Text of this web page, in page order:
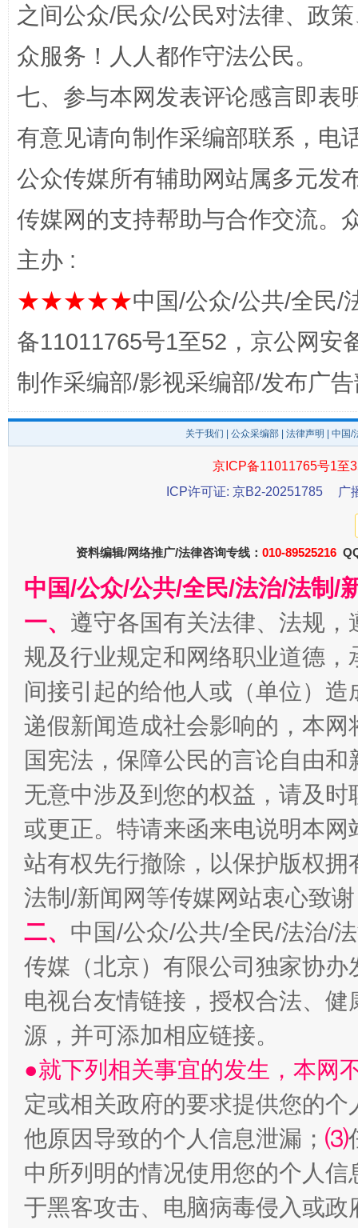
千年窑火 生生不息 一
揭开“小金库”的免责幌子
受贿1.44亿！段成刚被判无期 从幼
全民健身五年计划来了！等你上场
阿坝州三大球赛在茂县开幕 规模
之间公众/民众/公民对法律、政
众服务！人人都作守法公民。
七、参与本网发表评论感言即表
有意见请向制作采编部联系，电
公众传媒所有辅助网站属多元发
传媒网的支持帮助与合作交流。
主办 :
★★★★★中国/公众/公共/全民/
备11011765号1至52，京公网安
制作采编部/影视采编部/发布广
关于我们 公众采编部 法律声明 | 中国
京ICP备11011765号1至
ICP许可证: 京B2-20251785
广
资料编辑/网络推广/法律咨询专线： 010-89525216
中国/公众/公共/全民/法治/法制/
一、 遵守各国有关法律、法规
规及行业规定和网络职业道德
间接引起的给他人或（单位）
递假新闻造成社会影响的，本
国宪法，保障公民的言论自由
无意中涉及到您的权益，请及
或更正。特请来函来电说明本
站有权先行撤除，以保护版权
法制/新闻网等传媒网站衷心致
二、 中国/公众/公共/全民/法治/
传媒（北京）有限公司独家协
电视台友情链接，授权合法、
源，并可添加相应链接。
●就下列相关事宜的发生，本网
定或相关政府的要求提供您的个
他原因导致的个人信息泄漏； ⑶
中所列明的情况使用您的个人
于黑客攻击、电脑病毒侵入或